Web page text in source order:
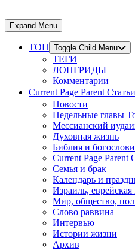
Expand Menu
ТОП Toggle Child Menu
ТЕГИ
ЛОНГРИДЫ
Комментарии
Current Page Parent Статьи
Новости
Недельные главы
Мессианский
Духовная жизнь
Библия и
Current Page Parent
Семья и брак
Календарь и
Израиль,
Мир, общество,
Слово раввина
Интервью
Истории жизни
Архив